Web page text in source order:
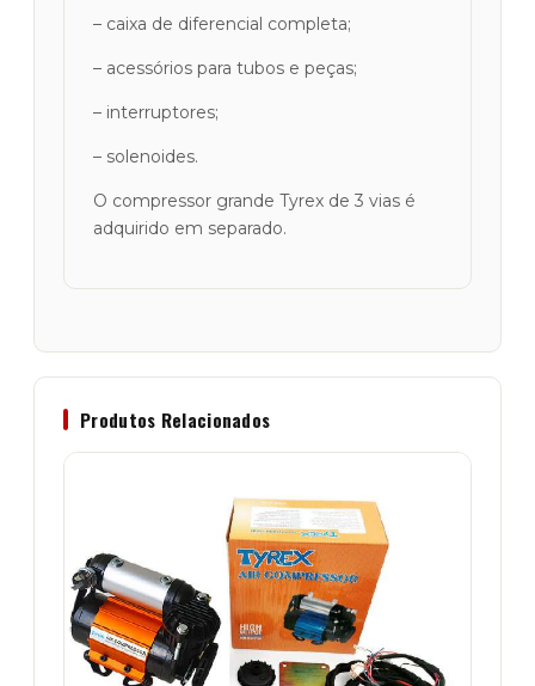
– caixa de diferencial completa;
– acessórios para tubos e peças;
– interruptores;
– solenoides.
O compressor grande Tyrex de 3 vias é
adquirido em separado.
Produtos Relacionados